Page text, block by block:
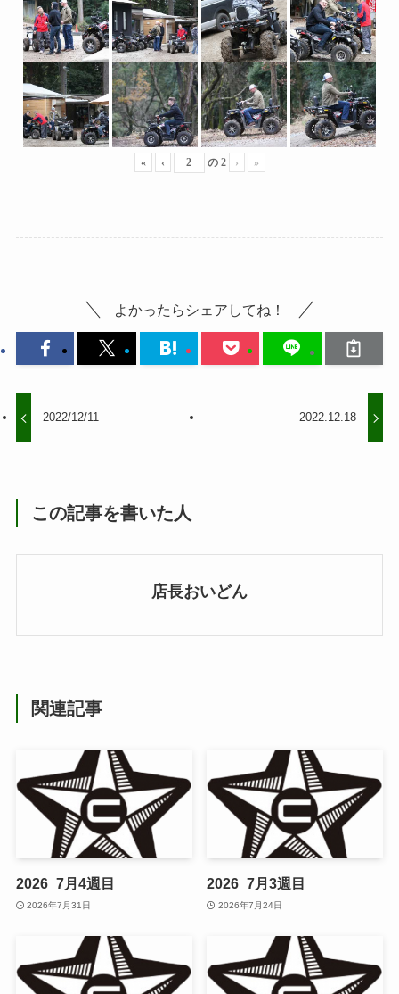
« ‹ の 2 › »
よかったらシェアしてね！
2022/12/11 2022.12.18
この記事を書いた人
店長おいどん
関連記事
2026_7月4週目
2026年7月31日
2026_7月3週目
2026年7月24日